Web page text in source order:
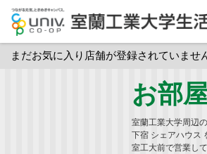
まだお気に入り店舗が登録されていませ
お部
室蘭工業大学周辺
下宿 シェアハウス
室工大前で営業し